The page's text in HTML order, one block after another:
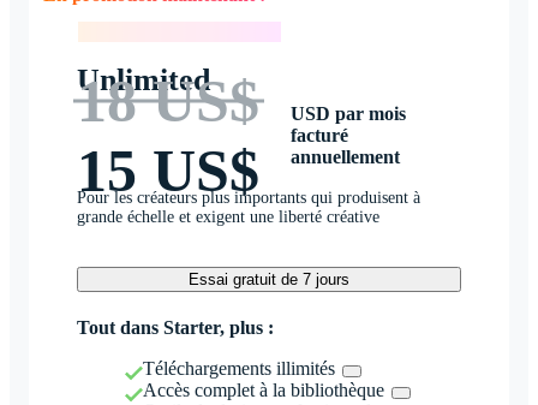
Unlimited
18 US$
15 US$
USD par mois
facturé
annuellement
Pour les créateurs plus importants qui produisent à
grande échelle et exigent une liberté créative
Essai gratuit de 7 jours
Tout dans Starter, plus :
Téléchargements illimités
Accès complet à la bibliothèque